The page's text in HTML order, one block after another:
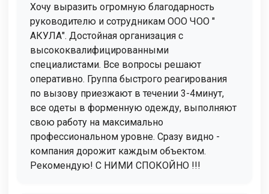
Хочу выразить огромную благодарность
руководителю и сотрудникам ООО ЧОО "
АКУЛА". Достойная организация с
высококвалифицированными
специалистами. Все вопросы решают
оперативно. Группа быстрого реагирования
по вызову приезжают в течении 3-4минут,
все одеты в форменную одежду, выполняют
свою работу на максимально
профессиональном уровне. Сразу видно -
компания дорожит каждым объектом.
Рекомендую! С НИМИ СПОКОЙНО !!!